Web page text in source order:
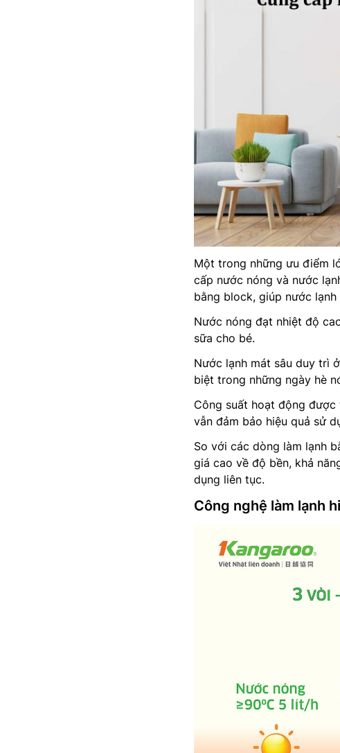
Một trong những ưu điểm
cấp nước nóng và nước
bằng block, giúp nước
Nước nóng đạt nhiệt độ
sữa cho bé.
Nước lạnh mát sâu duy trì
biệt trong những ngày hè
Công suất hoạt động
vẫn đảm bảo hiệu quả sử
So với các dòng làm lạnh
giá cao về độ bền, khả
dụng liên tục.
Công nghệ làm lạnh